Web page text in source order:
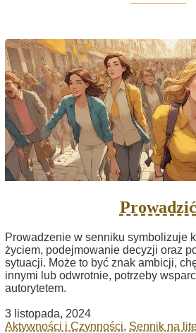
Prowadzić
Prowadzenie w senniku symbolizuje
życiem, podejmowanie decyzji oraz
sytuacji. Może to być znak ambicji,
innymi lub odwrotnie, potrzeby
autorytetem.
3 listopada, 2024
Aktywności i Czynności, Sennik na